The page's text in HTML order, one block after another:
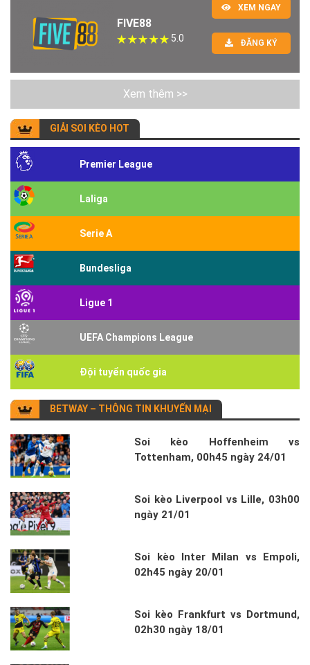
FIVE88
5.0
XEM NGAY
ĐĂNG KÝ
Xem thêm >>
GIẢI SOI KÈO HOT
Premier League
Laliga
Serie A
Bundesliga
Ligue 1
UEFA Champions League
Đội tuyển quốc gia
BETWAY – THÔNG TIN KHUYẾN MẠI
Soi kèo Hoffenheim vs
Tottenham, 00h45 ngày 24/01
Soi kèo Liverpool vs Lille, 03h00
ngày 21/01
Soi kèo Inter Milan vs Empoli,
02h45 ngày 20/01
Soi kèo Frankfurt vs Dortmund,
02h30 ngày 18/01